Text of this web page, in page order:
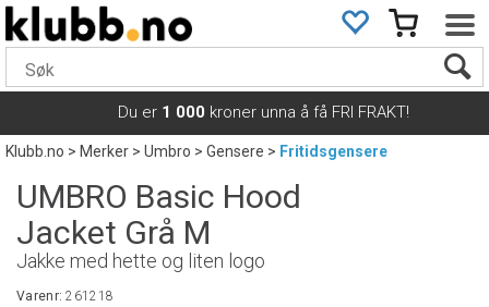
Du er 1 000 kroner unna å få FRI FRAKT!
Klubb.no>Merker>Umbro>Gensere> Fritidsgensere
UMBRO Basic Hood
Jacket Grå M
Jakke med hette og liten logo
Varenr:261218